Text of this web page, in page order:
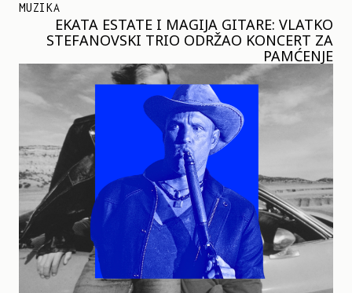
MUZIKA
EKATA ESTATE I MAGIJA GITARE: VLATKO
STEFANOVSKI TRIO ODRŽAO KONCERT ZA
PAMĆENJE